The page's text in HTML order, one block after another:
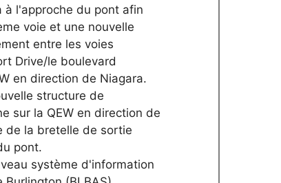
à l'approche du pont afin
voie et une nouvelle
entre les voies
Drive/le boulevard
en direction de Niagara.
structure de
sur la QEW en direction de
de la bretelle de sortie
pont.
système d'information